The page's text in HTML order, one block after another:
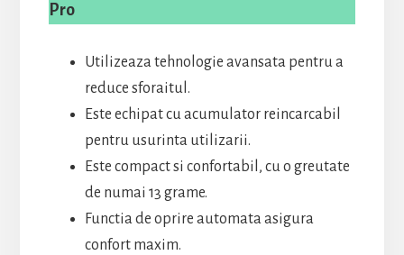
Pro
Utilizeaza tehnologie avansata pentru a
reduce sforaitul.
Este echipat cu acumulator reincarcabil
pentru usurinta utilizarii.
Este compact si confortabil, cu o greutate
de numai 13 grame.
Functia de oprire automata asigura
confort maxim.